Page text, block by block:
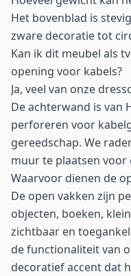
Het bovenblad is
zware decoratie tot
Kan ik dit meubel als
opening voor kabels?
Ja, veel van onze
De achterwand is van
perforeren voor
gereedschap. We
muur te plaatsen
Waarvoor dienen de
De open vakken zijn
objecten, boeken,
zichtbaar en
de functionaliteit van
decoratief accent dat